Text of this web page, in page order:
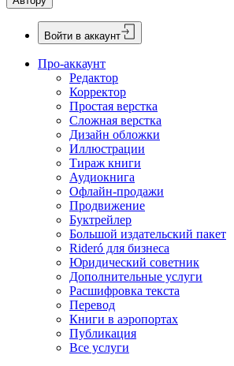
Войти в аккаунт
Про-аккаунт
Редактор
Корректор
Простая верстка
Сложная верстка
Дизайн обложки
Иллюстрации
Тираж книги
Аудиокнига
Офлайн-продажи
Продвижение
Буктрейлер
Большой издательский пакет
Rideró для бизнеса
Юридический советник
Дополнительные услуги
Расшифровка текста
Перевод
Книги в аэропортах
Публикация
Все услуги